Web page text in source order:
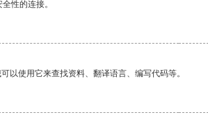
性的连接。
以使用它来查找资料、翻译语言、编写代码等。